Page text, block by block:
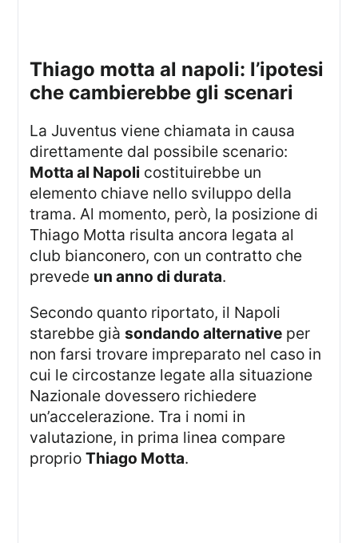
thiago motta al napoli: l’ipotesi
che cambierebbe gli scenari
La Juventus viene chiamata in causa
direttamente dal possibile scenario:
Motta al Napoli costituirebbe un
elemento chiave nello sviluppo della
trama. Al momento, però, la posizione di
Thiago Motta risulta ancora legata al
club bianconero, con un contratto che
prevede un anno di durata.
Secondo quanto riportato, il Napoli
starebbe giàsondando alternative per
non farsi trovare impreparato nel caso in
cui le circostanze legate alla situazione
Nazionale dovessero richiedere
un’accelerazione. Tra i nomi in
valutazione, in prima linea compare
proprioThiago Motta.